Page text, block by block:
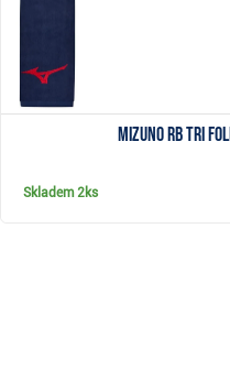
Mizuno RB Tri
Skladem2ks